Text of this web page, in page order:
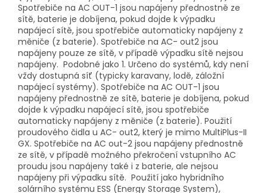
Spotřebiče na AC OUT-1 jsou napájeny přednostně ze
sítě, baterie je dobíjena, pokud dojde k výpadku
napájecí sítě, jsou spotřebiče automaticky napájeny z
měniče (z baterie). Spotřebiče na AC- out2 jsou
napájeny pouze ze sítě, v případě výpadku sítě nejsou
napájeny. Podobné jako 1. Určeno do systémů, kdy není
vždy dostupná síť (typicky karavany, lodě, záložní
napájecí systémy). Spotřebiče na AC OUT-1 jsou
napájeny přednostně ze sítě, baterie je dobíjena, pokud
dojde k výpadku napájecí sítě, jsou spotřebiče
automaticky napájeny z měniče (z baterie). Použití
proudového čidla u AC- out2, který je mimo MultiPlus-II
GX. Spotřebiče na AC out-2 jsou napájeny přednostně
ze sítě, v případě možného překročení vstupního AC
proudu jsou napájeny také i z baterie, ale nejsou
napájeny při výpadku sítě. Použití jako hybridního
solárního systému ESS (Energy Storage System),